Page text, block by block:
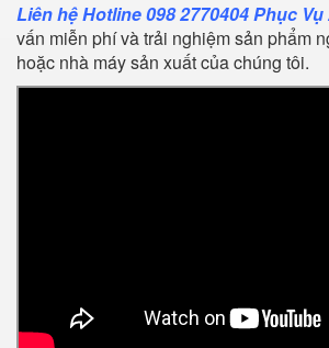
Liên hệ Hotline 098 2770404 Phục Vụ
vấn miễn phí và trải nghiệm sản phẩm
hoặc nhà máy sản xuất của chúng tôi.